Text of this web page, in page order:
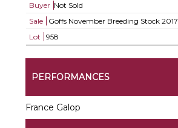
Buyer Not Sold
Sale
Goffs November Breeding Stock 2017
Lot
958
PERFORMANCES
France Galop